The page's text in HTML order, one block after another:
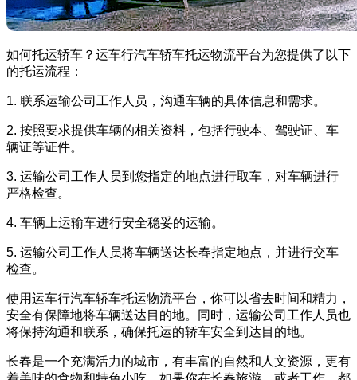
如何托运轿车？运车行汽车轿车托运物流平台为您提供了以下
的托运流程：
1. 联系运输公司工作人员，沟通车辆的具体信息和需求。
2. 按照要求提供车辆的相关资料，包括行驶本、驾驶证、车
辆证等证件。
3. 运输公司工作人员到您指定的地点进行取车，对车辆进行
严格检查。
4. 车辆上运输车进行安全稳妥的运输。
5. 运输公司工作人员将车辆送达长春指定地点，并进行交车
检查。
使用运车行汽车轿车托运物流平台，你可以省去时间和精力，
安全有保障地将车辆送达目的地。同时，运输公司工作人员也
将保持沟通和联系，确保托运的轿车安全到达目的地。
长春是一个充满活力的城市，有丰富的自然和人文资源，更有